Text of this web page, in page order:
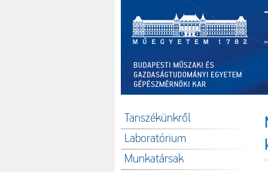
Tanszékünkről
Laboratórium
Munkatársak